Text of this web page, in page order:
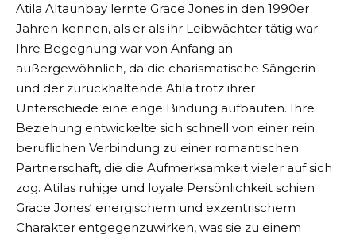
Atila Altaunbay lernte Grace Jones in den 1990er
Jahren kennen, als er als ihr Leibwächter tätig war.
Ihre Begegnung war von Anfang an
außergewöhnlich, da die charismatische Sängerin
und der zurückhaltende Atila trotz ihrer
Unterschiede eine enge Bindung aufbauten. Ihre
Beziehung entwickelte sich schnell von einer rein
beruflichen Verbindung zu einer romantischen
Partnerschaft, die die Aufmerksamkeit vieler auf sich
zog. Atilas ruhige und loyale Persönlichkeit schien
Grace Jones‘ energischem und exzentrischem
Charakter entgegenzuwirken, was sie zu einem